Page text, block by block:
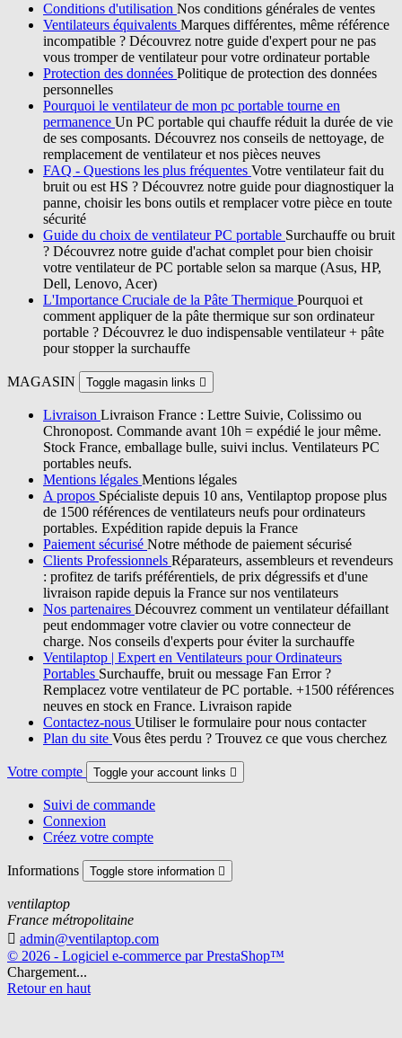
Conditions d'utilisation Nos conditions générales de ventes
Ventilateurs équivalents Marques différentes, même référence
incompatible ? Découvrez notre guide d'expert pour ne pas
vous tromper de ventilateur pour votre ordinateur portable
Protection des données Politique de protection des données
personnelles
Pourquoi le ventilateur de mon pc portable tourne en
permanence Un PC portable qui chauffe réduit la durée de vie
de ses composants. Découvrez nos conseils de nettoyage, de
remplacement de ventilateur et nos pièces neuves
FAQ - Questions les plus fréquentes Votre ventilateur fait du
bruit ou est HS ? Découvrez notre guide pour diagnostiquer la
panne, choisir les bons outils et remplacer votre pièce en toute
sécurité
Guide du choix de ventilateur PC portable Surchauffe ou bruit
? Découvrez notre guide d'achat complet pour bien choisir
votre ventilateur de PC portable selon sa marque (Asus, HP,
Dell, Lenovo, Acer)
L'Importance Cruciale de la Pâte Thermique Pourquoi et
comment appliquer de la pâte thermique sur son ordinateur
portable ? Découvrez le duo indispensable ventilateur + pâte
pour stopper la surchauffe
MAGASIN Toggle magasin links 
Livraison Livraison France : Lettre Suivie, Colissimo ou
Chronopost. Commande avant 10h = expédié le jour même.
Stock France, emballage bulle, suivi inclus. Ventilateurs PC
portables neufs.
Mentions légales Mentions légales
A propos Spécialiste depuis 10 ans, Ventilaptop propose plus
de 1500 références de ventilateurs neufs pour ordinateurs
portables. Expédition rapide depuis la France
Paiement sécurisé Notre méthode de paiement sécurisé
Clients Professionnels Réparateurs, assembleurs et revendeurs
: profitez de tarifs préférentiels, de prix dégressifs et d'une
livraison rapide depuis la France sur nos ventilateurs
Nos partenaires Découvrez comment un ventilateur défaillant
peut endommager votre clavier ou votre connecteur de
charge. Nos conseils d'experts pour éviter la surchauffe
Ventilaptop | Expert en Ventilateurs pour Ordinateurs
Portables Surchauffe, bruit ou message Fan Error ?
Remplacez votre ventilateur de PC portable. +1500 références
neuves en stock en France. Livraison rapide
Contactez-nous Utiliser le formulaire pour nous contacter
Plan du site Vous êtes perdu ? Trouvez ce que vous cherchez
Votre compte Toggle your account links 
Suivi de commande
Connexion
Créez votre compte
Informations Toggle store information 
ventilaptop
France métropolitaine
 admin@ventilaptop.com
© 2026 - Logiciel e-commerce par PrestaShop™
Chargement...
Retour en haut